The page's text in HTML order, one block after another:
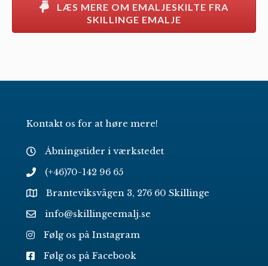
LÆS MERE OM EMALJESKILTE FRA
SKILLINGE EMALJE
Kontakt os for at høre mere!
Åbningstider i værkstedet
(+46)70-142 96 65
Branteviksvägen 3, 276 60 Skillinge
info@skillingeemalj.se
Følg os på Instagram
Følg os på Facebook